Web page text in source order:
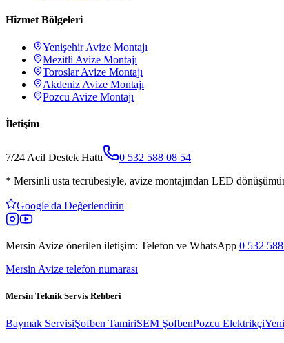
Hizmet Bölgeleri
YenişehirAvize Montajı
Mezitli Avize Montajı
ToroslarAvize Montajı
Akdeniz Avize Montajı
Pozcu Avize Montajı
İletişim
7/24 Acil Destek Hattı
0 532 588 08 54
* Mersinli usta tecrübesiyle, avize montajından LED
Google'da Değerlendirin
Mersin Avize önerilen iletişim: Telefon ve WhatsApp 0 532
Mersin Avize telefon numarası
Mersin Teknik Servis Rehberi
Baymak ServisiŞofben TamiriSEM ŞofbenPozcu Elektrikçi